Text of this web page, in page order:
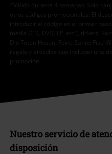
*Válido durante 4 semanas. Solo
otros códigos promocionales. El
introducir el código en el primer
media (CD, DVD, LP, etc.), tickets,
Die Toten Hosen, Feine Sahne
regalo y artículos que incluyen una
promoción.
Nuestro servicio de
disposición